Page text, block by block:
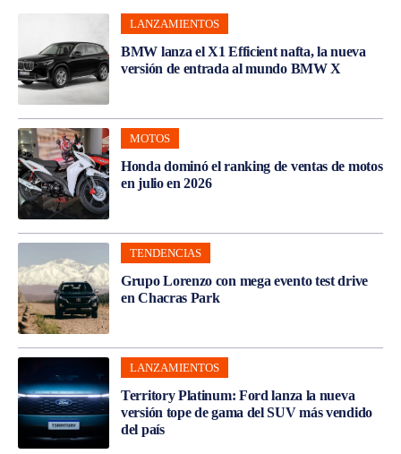
LANZAMIENTOS
BMW lanza el X1 Efficient nafta, la nueva
versión de entrada al mundo BMW X
MOTOS
Honda dominó el ranking de ventas de motos
en julio en 2026
TENDENCIAS
Grupo Lorenzo con mega evento test drive
en Chacras Park
LANZAMIENTOS
Territory Platinum: Ford lanza la nueva
versión tope de gama del SUV más vendido
del país